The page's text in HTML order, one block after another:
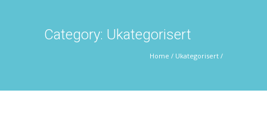
Category: Ukategorisert
Home / Ukategorisert /